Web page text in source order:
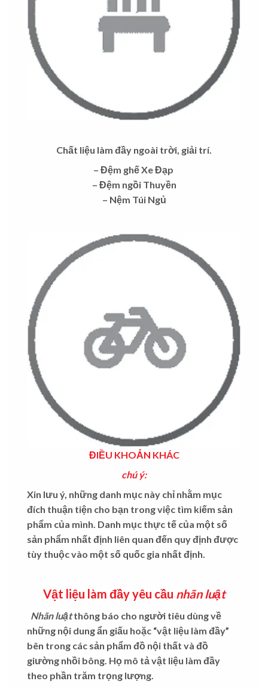
Chất liệu làm đầy ngoài trời, giải trí.
– Đệm ghế Xe Đạp
– Đệm ngồi Thuyền
– Nệm Túi Ngủ
ĐIỀU KHOẢN KHÁC
chú ý:
Xin lưu ý, những danh mục này chỉ nhằm mục
đích thuận tiện cho bạn trong việc tìm kiếm sản
phẩm của mình. Danh mục thực tế của một số
sản phẩm nhất định liên quan đến quy định được
tùy thuộc vào một số quốc gia nhất định.
Vật liệu làm đầy yêu cầu nhãn luật
Nhãn luậtthông báo cho người tiêu dùng về
những nội dung ẩn giấu hoặc “vật liệu làm đầy”
bên trong các sản phẩm đồ nội thất và đồ
giường nhồi bông. Họ mô tả vật liệu làm đầy
theo phần trăm trọng lượng.